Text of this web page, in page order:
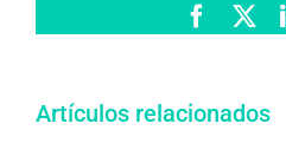
Artículos relacionados